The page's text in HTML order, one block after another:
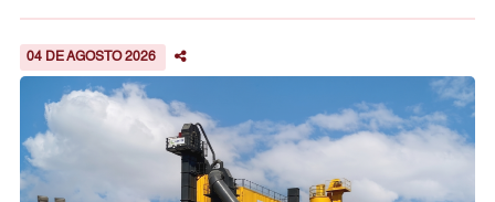
04 DE AGOSTO 2026